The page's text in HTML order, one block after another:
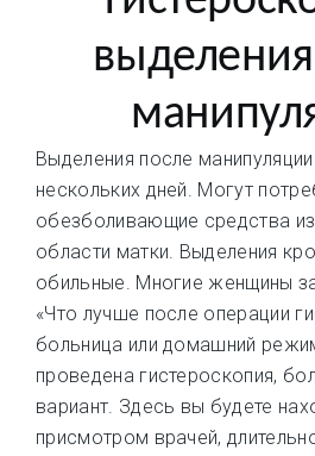
Выделения после манипуляции
нескольких дней. Могут
обезболивающие средства
области матки. Выделения
обильные. Многие женщины
«Что лучше после операции
больница или домашний
проведена гистероскопия,
вариант. Здесь вы будете
присмотром врачей,